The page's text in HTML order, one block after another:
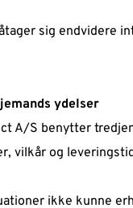
sig endvidere
ydelser
A/S benytter
vilkår og
ikke kunne